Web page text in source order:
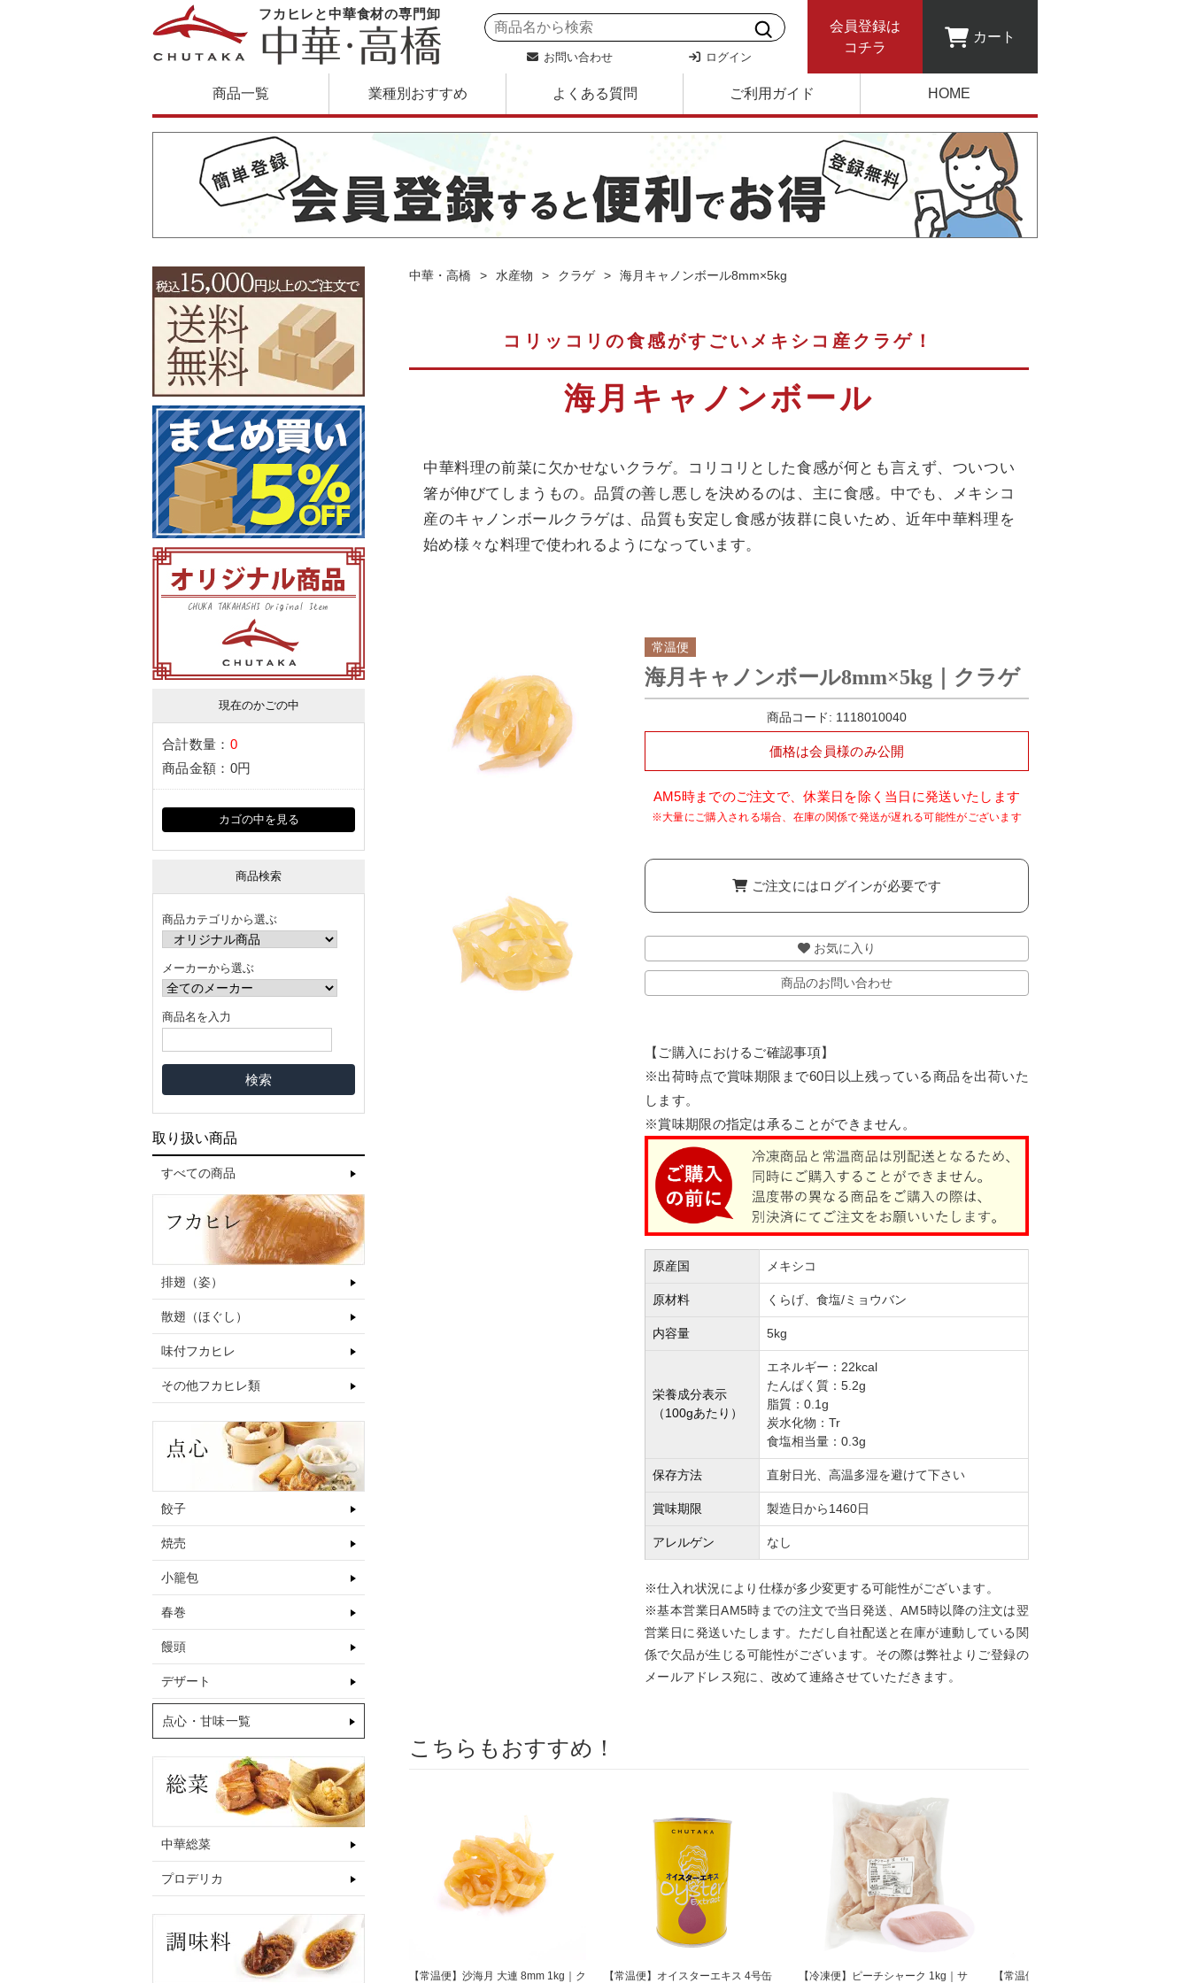
フカヒレと中華食材の専門卸
お問い合わせ ログイン
会員登録は
コチラ
カート
商品一覧 業種別おすすめ よくある質問 ご利用ガイド HOME
現在のかごの中
合計数量： 0
商品金額： 0円
カゴの中を見る
商品検索
商品カテゴリから選ぶ
メーカーから選ぶ
商品名を入力
取り扱い商品
すべての商品
排翅（姿）
散翅（ほぐし）
味付フカヒレ
その他フカヒレ類
餃子
焼売
小籠包
春巻
饅頭
デザート
点心・甘味一覧
中華総菜
プロデリカ
中華・高橋 水産物 クラゲ 海月キャノンボール8mm×5kg
コリッコリの食感がすごいメキシコ産クラゲ！
海月キャノンボール
中華料理の前菜に欠かせないクラゲ。コリコリとした食感が何とも言えず、ついつい
箸が伸びてしまうもの。品質の善し悪しを決めるのは、主に食感。中でも、メキシコ
産のキャノンボールクラゲは、品質も安定し食感が抜群に良いため、近年中華料理を
始め様々な料理で使われるようになっています。
常温便
海月キャノンボール8mm×5kg｜クラゲ
商品コード: 1118010040
価格は会員様のみ公開
AM5時までのご注文で、休業日を除く当日に発送いたします
ご注文にはログインが必要です
お気に入り
商品のお問い合わせ
【ご購入におけるご確認事項】
※出荷時点で賞味期限まで60日以上残っている商品を出荷いた
します。
※賞味期限の指定は承ることができません。
原産国 メキシコ
原材料 くらげ、食塩/ミョウバン
内容量 5kg
栄養成分表示
（100gあたり）
エネルギー：22kcal
たんぱく質：5.2g
脂質：0.1g
炭水化物：Tr
食塩相当量：0.3g
保存方法 直射日光、高温多湿を避けて下さい
賞味期限 製造日から1460日
アレルゲン なし
※仕入れ状況により仕様が多少変更する可能性がございます。
※基本営業日AM5時までの注文で当日発送、AM5時以降の注文は翌
営業日に発送いたします。ただし自社配送と在庫が連動している関
係で欠品が生じる可能性がございます。その際は弊社よりご登録の
メールアドレス宛に、改めて連絡させていただきます。
こちらもおすすめ！
【冷凍便】新麻婆豆腐 180g｜中華総
【常温便】沙海月 大連 8mm 1kg｜ク
【常温便】オイスターエキス 4号缶
【冷凍便】ピーチシャーク 1kg｜サ
【常温便】新・四川豆板醤 1kg｜調